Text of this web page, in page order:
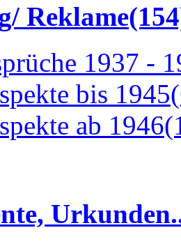
Reklame
1937 -
bis 1945
ab 1946